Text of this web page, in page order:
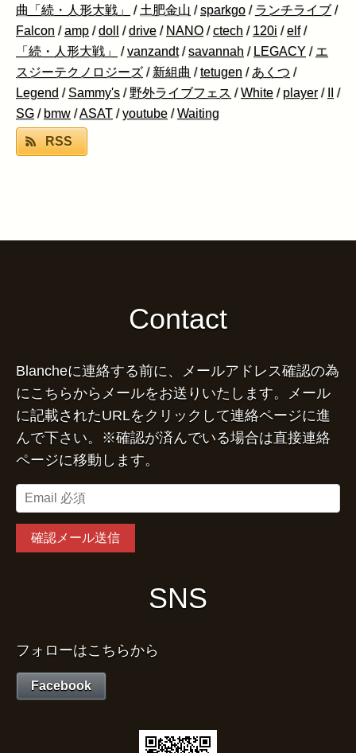
曲「続・人形大戦」
/ 土肥金山 /sparkgo / ランチライブ /
Falcon /amp /doll /drive / NANO /ctech / 120i /elf /
「続・人形大戦」
/vanzandt /savannah / LEGACY / エ
スジーテクノロジーズ / 新組曲 /tetugen / あくつ /
Legend /Sammy's / 野外ライブフェス /White / player /
/
SG / bmw /ASAT /youtube /Waiting
RSS
Contact
Blancheに連絡する前に、メールアドレス確認の為
にこちらからメールをお送りいたします。メール
に記載されたURLをクリックして連絡ページに進
んで下さい。※確認が済んでいる場合は直接連絡
ページに移動します。
SNS
フォローはこちらから
Facebook